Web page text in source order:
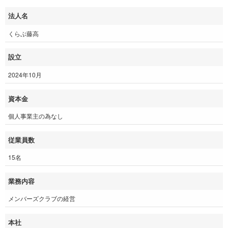
法人名
くらぶ藤高
設立
2024年10月
資本金
個人事業主の為なし
従業員数
15名
業務内容
メンバーズクラブの経営
本社